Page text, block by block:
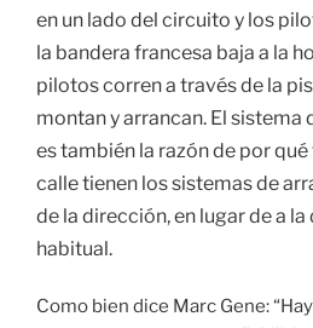
en un lado del circuito y los
la bandera francesa baja a la
pilotos corren a través de la
montan y arrancan. El sistema
es también la razón de por
calle tienen los sistemas de
de la dirección, en lugar de a
habitual.
Como bien dice Marc Gene: